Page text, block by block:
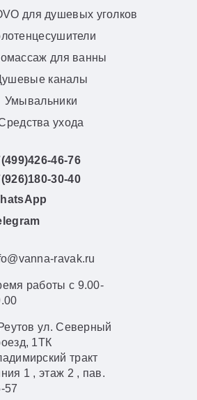
для душевых уголков
для ванны
каналы
Умывальники
ухода
46-76
30-40
ravak.ru
работы с 9.00-
ул. Северный
1ТК
тракт
1 , этаж 2 , пав.
57